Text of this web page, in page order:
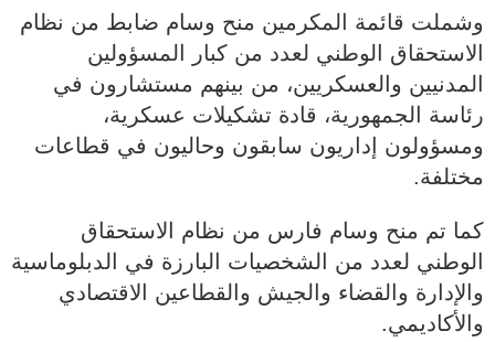
وشملت قائمة المكرمين منح وسام ضابط من نظام
الاستحقاق الوطني لعدد من كبار المسؤولين
المدنيين والعسكريين، من بينهم مستشارون في
رئاسة الجمهورية، قادة تشكيلات عسكرية،
ومسؤولون إداريون سابقون وحاليون في قطاعات
مختلفة.
كما تم منح وسام فارس من نظام الاستحقاق
الوطني لعدد من الشخصيات البارزة في الدبلوماسية
والإدارة والقضاء والجيش والقطاعين الاقتصادي
والأكاديمي.